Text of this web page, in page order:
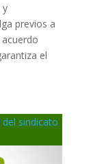
y
previos a
el
sindicato